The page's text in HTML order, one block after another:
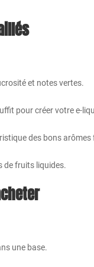
et notes vertes.
pour créer votre e-
des bons arômes
de fruits liquides.
une base.